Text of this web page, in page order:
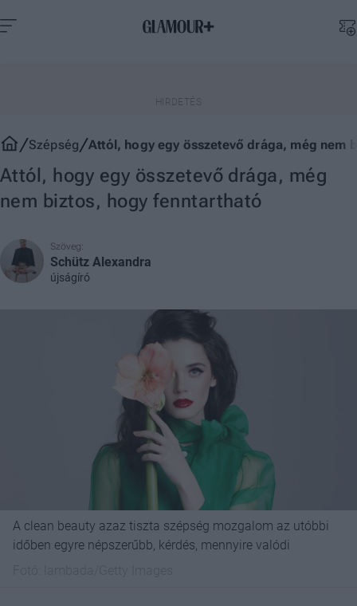
Szépség Attól, hogy egy összetevő drága, még nem
Attól, hogy egy összetevő drága, még
nem biztos, hogy fenntartható
Szöveg:
Schütz Alexandra
újságíró
A clean beauty azaz tiszta szépség mozgalom az utóbbi
időben egyre népszerűbb, kérdés, mennyire valódi